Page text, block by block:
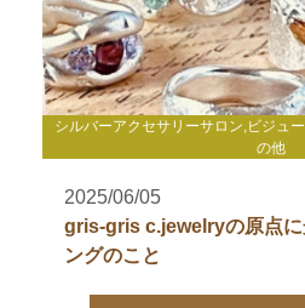
シルバーアクセサリーサロン,ビジュ
の他
2025/06/05
gris-gris c.jewelryの原点に
ングのこと